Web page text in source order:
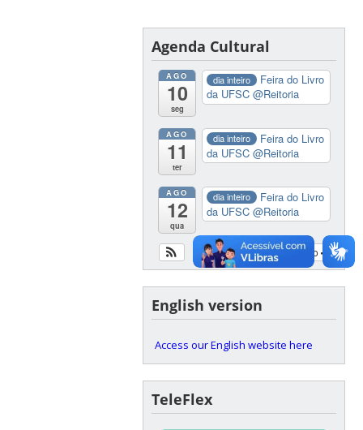
Agenda Cultural
AGO
10
seg
dia inteiro
Feira do Livro
da UFSC@Reitoria
AGO
11
ter
dia inteiro
Feira do Livro
da UFSC@Reitoria
AGO
12
qua
dia inteiro
Feira do Livro
da UFSC@Reitoria
Ver calendário
English version
Access our English website here
TeleFlex